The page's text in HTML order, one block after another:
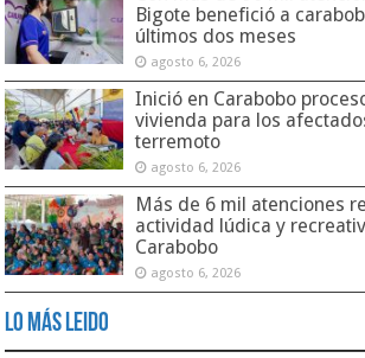
Bigote benefició a
últimos dos meses
agosto 6, 2026
Inició en Carabobo
vivienda para los
terremoto
agosto 6, 2026
Más de 6 mil atenciones
actividad lúdica y
Carabobo
agosto 6, 2026
Lo Más Leido